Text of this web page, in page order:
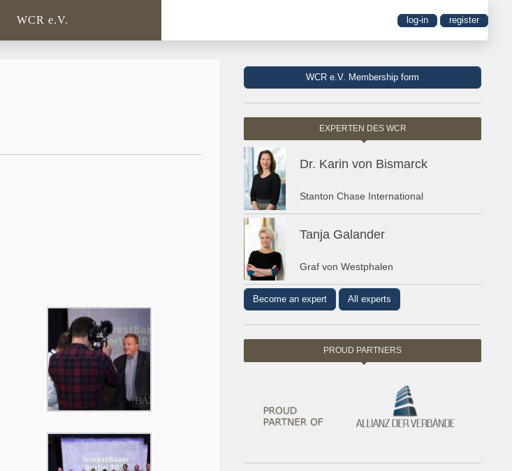
WCR e.V. log-in register
WCR e.V. Membership form
EXPERTEN DES WCR
Dr. Karin von Bismarck
Stanton Chase International
Tanja Galander
Graf von Westphalen
Become an expert All experts
PROUD PARTNERS